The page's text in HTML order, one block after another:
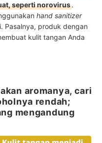
seperti norovirus.
hand sanitizer
Pasalnya, produk dengan
kulit tangan Anda
aromanya, cari
rendah;
mengandung